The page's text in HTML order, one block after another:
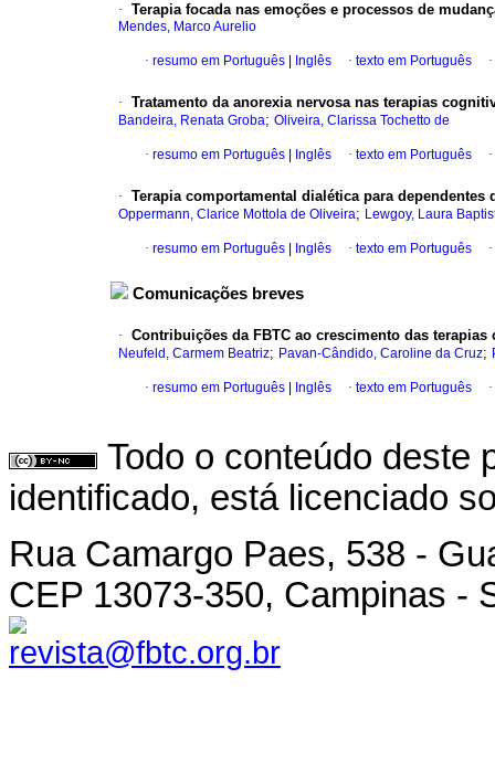
· Terapia focada nas emoções e processos de
Mendes, Marco Aurelio
· resumo em Português Inglês · texto em Português ·
· Tratamento da anorexia nervosa nas terapias
Bandeira, Renata Groba; Oliveira, Clarissa Tochetto de
· resumo em Português Inglês · texto em Português ·
· Terapia comportamental dialética para dependentes
Oppermann, Clarice Mottola de Oliveira; Lewgoy, Laura
· resumo em Português Inglês · texto em Português ·
Comunicações breves
· Contribuições da FBTC ao crescimento das
Neufeld, Carmem Beatriz; Pavan-Cândido, Caroline da Cruz;
· resumo em Português Inglês · texto em Português ·
Todo o conteúdo deste
identificado, está licenciado
Rua Camargo Paes, 538 -
CEP 13073-350, Campinas -
revista@fbtc.org.br